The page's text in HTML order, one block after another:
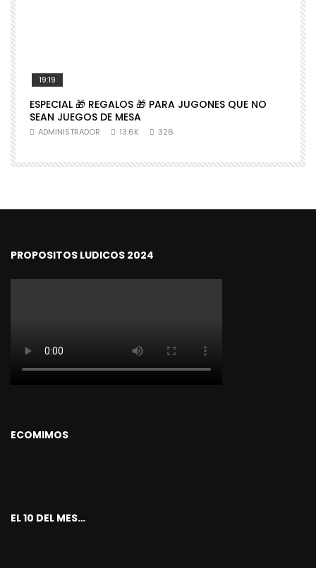
19:19
ESPECIAL 🎁 REGALOS 🎁 PARA JUGONES QUE NO
SEAN JUEGOS DE MESA
ADMINISTRADOR 13.6K 326
PROPOSITOS LUDICOS 2024
ECOMIMOS
EL 10 DEL MES…